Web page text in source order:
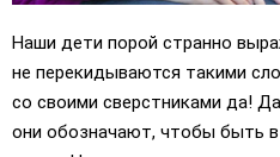
Наши дети порой странно
не перекидываются такими
со своими сверстниками да!
они обозначают, чтобы быть